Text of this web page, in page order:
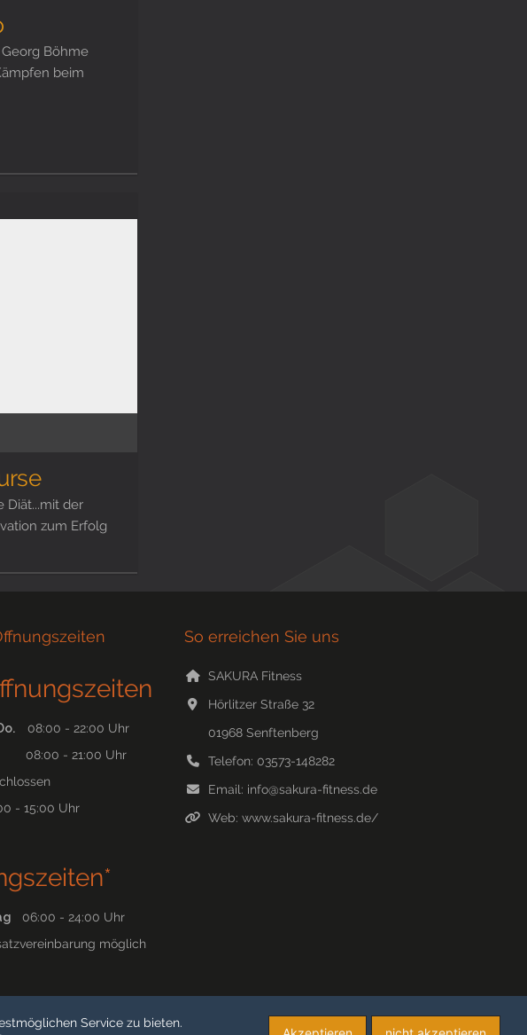
Georg Böhme
beim
Diät...mit der
zum Erfolg
08:00 - 22:00 Uhr
08:00 - 21:00 Uhr
- 15:00 Uhr
06:00 - 24:00 Uhr
möglich
So erreichen Sie uns
SAKURA Fitness
Hörlitzer Straße 32
01968 Senftenberg
Telefon: 03573-148282
Email: info@sakura-fitness.de
Web: www.sakura-fitness.de/
Service zu bieten.